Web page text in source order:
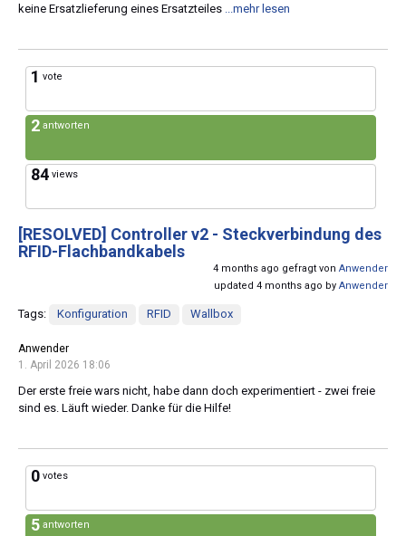
keine Ersatzlieferung eines Ersatzteiles ...mehr lesen
1 vote
2 antworten
84 views
[RESOLVED] Controller v2 - Steckverbindung des
RFID-Flachbandkabels
4 months ago gefragt von Anwender
updated 4 months ago by Anwender
Tags: Konfiguration RFID Wallbox
Anwender
1. April 2026 18:06
Der erste freie wars nicht, habe dann doch experimentiert - zwei freie
sind es. Läuft wieder. Danke für die Hilfe!
0 votes
5 antworten